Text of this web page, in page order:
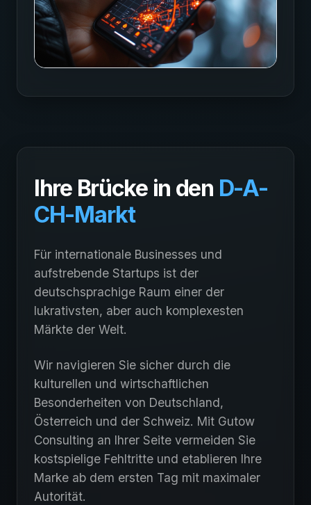
Ihre Brücke in den D-A-
CH-Markt
Für internationale Businesses und
aufstrebende Startups ist der
deutschsprachige Raum einer der
lukrativsten, aber auch komplexesten
Märkte der Welt.
Wir navigieren Sie sicher durch die
kulturellen und wirtschaftlichen
Besonderheiten von Deutschland,
Österreich und der Schweiz. Mit Gutow
Consulting an Ihrer Seite vermeiden Sie
kostspielige Fehltritte und etablieren Ihre
Marke ab dem ersten Tag mit maximaler
Autorität.